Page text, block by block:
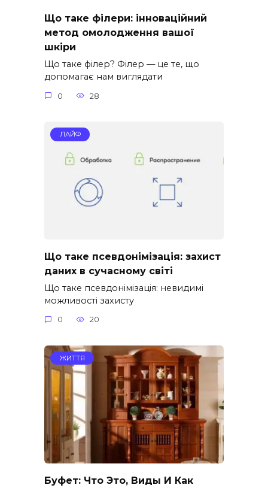
Що таке філери: інноваційний
метод омолодження вашої
шкіри
Що таке філер? Філер — це те, що
допомагає нам виглядати
0 28
ЛАЙФ
Що таке псевдонімізація: захист
даних в сучасному світі
Що таке псевдонімізація: невидимі
можливості захисту
0 20
ЖИТТЯ
Буфет: Что Это, Виды И Как